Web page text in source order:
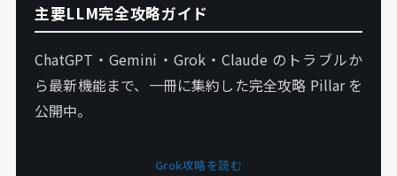
主要LLM完全攻略ガイド
ChatGPT・Gemini・Grok・Claude のトラブルか
ら最新機能まで、一冊に集約した完全攻略 Pillar を
公開中。
Grok攻略を読む